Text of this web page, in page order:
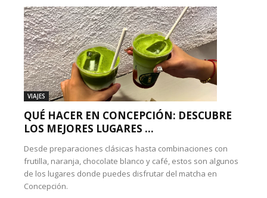
VIAJES
QUÉ HACER EN CONCEPCIÓN: DESCUBRE
LOS MEJORES LUGARES ...
Desde preparaciones clásicas hasta combinaciones con
frutilla, naranja, chocolate blanco y café, estos son algunos
de los lugares donde puedes disfrutar del matcha en
Concepción.